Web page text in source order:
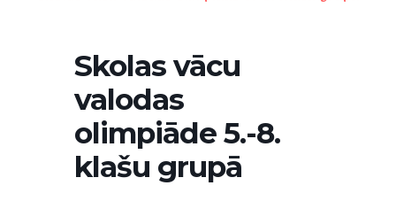
Skolas vācu
valodas
olimpiāde 5.-8.
klašu grupā